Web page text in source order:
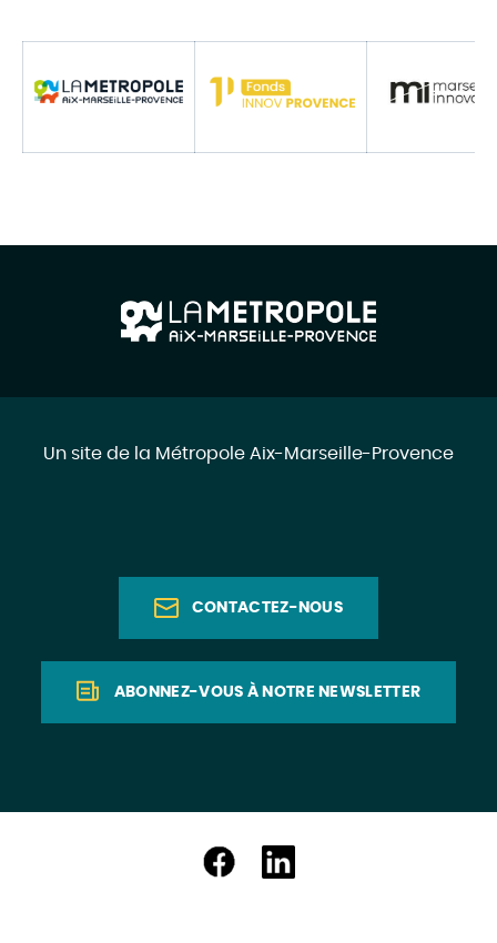
Un site de la Métropole Aix-Marseille-Provence
CONTACTEZ-NOUS
ABONNEZ-VOUS À NOTRE NEWSLETTER